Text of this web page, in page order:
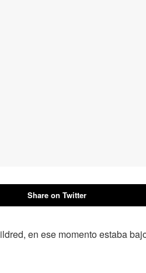
Share on Twitter
en ese momento estaba